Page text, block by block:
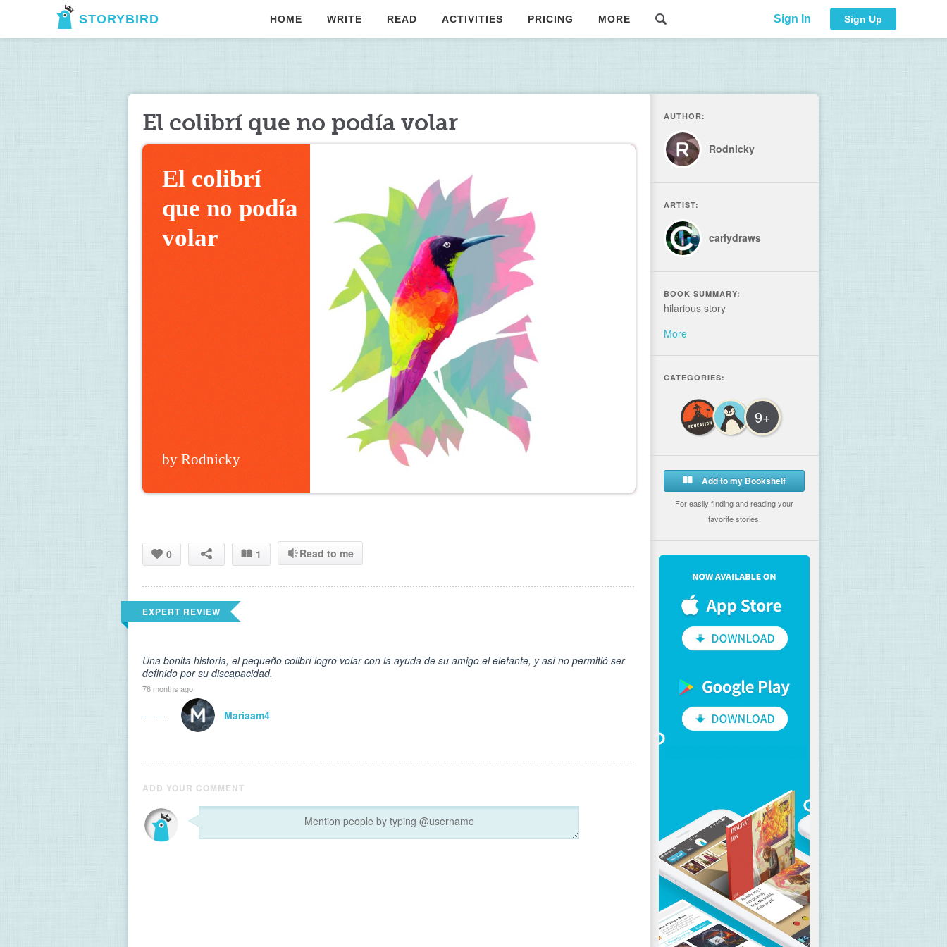
STORYBIRD HOME WRITE READ ACTIVITIES PRICING MORE Sign In Sign Up
El colibrí que no podía volar
El colibrí
que no podía
volar
by Rodnicky
0 1 Read to me
EXPERT REVIEW
Una bonita historia, el pequeño colibrí logro volar con la ayuda de su amigo el elefante, y así no permitió ser
definido por su discapacidad.
76 months ago
— — Mariaam4
ADD YOUR COMMENT
AUTHOR:
Rodnicky
ARTIST:
carlydraws
BOOK SUMMARY:
hilarious story
More
CATEGORIES:
9+
Add to my Bookshelf
For easily finding and reading your
favorite stories.